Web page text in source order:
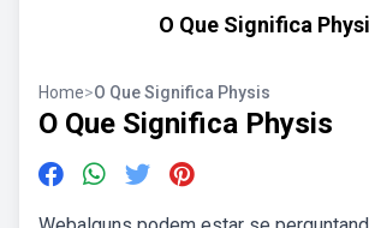
O Que Significa
Home>O Que Significa Physis
O Que Significa Physis